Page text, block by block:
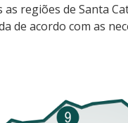
regiões de Santa
acordo com as